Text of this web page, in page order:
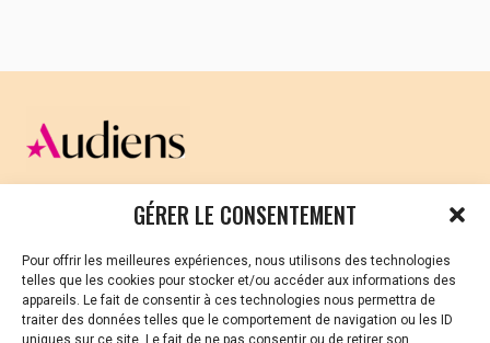
GÉRER LE CONSENTEMENT
Pour offrir les meilleures expériences, nous utilisons des technologies
telles que les cookies pour stocker et/ou accéder aux informations des
appareils. Le fait de consentir à ces technologies nous permettra de
traiter des données telles que le comportement de navigation ou les ID
uniques sur ce site. Le fait de ne pas consentir ou de retirer son
CELLULE D’ÉCOUTE ET DE SOUTIEN PSYCHOLOGIQUE ET
Vous avez été témoin ou vous êtes victime de VSS ? Ou
vous êtes référent·es harcèlement en besoin de soutien
ou d’informations ?